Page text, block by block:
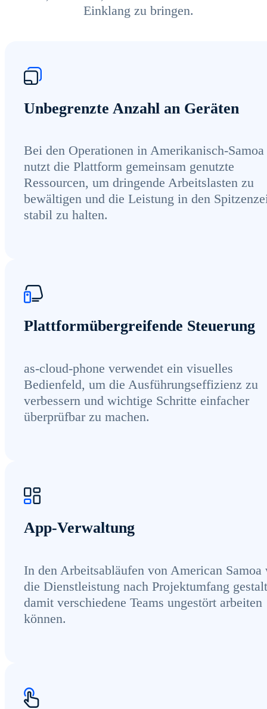
Einklang zu bringen.
Unbegrenzte Anzahl an Geräten
Bei den Operationen in Amerikanisch-Samoa
nutzt die Plattform gemeinsam genutzte
Ressourcen, um dringende Arbeitslasten zu
bewältigen und die Leistung in den
stabil zu halten.
Plattformübergreifende Steuerung
as-cloud-phone verwendet ein visuelles
Bedienfeld, um die Ausführungseffizienz zu
verbessern und wichtige Schritte einfacher
überprüfbar zu machen.
App-Verwaltung
In den Arbeitsabläufen von American Samoa
die Dienstleistung nach Projektumfang
damit verschiedene Teams ungestört arbeiten
können.